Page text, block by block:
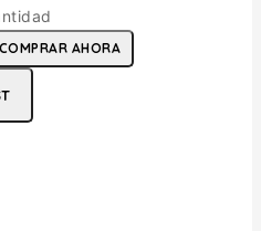
COMPRAR AHORA